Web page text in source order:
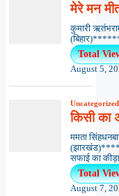
मेरे मन
कुमारी
Total
August 5,
Uncategorized
किसी का
ममता
सफाई का
Total
August 7,